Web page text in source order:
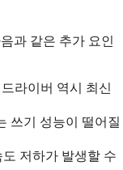
과 같은 추가 요인
라이버 역시 최신
쓰기 성능이 떨어질
저하가 발생할 수